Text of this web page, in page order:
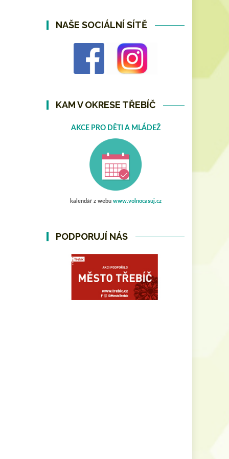
NAŠE SOCIÁLNÍ SÍTĚ
KAM V OKRESE TŘEBÍČ
AKCE PRO DĚTI A MLÁDEŽ
kalendář z webu www.volnocasuj.cz
PODPORUJÍ NÁS